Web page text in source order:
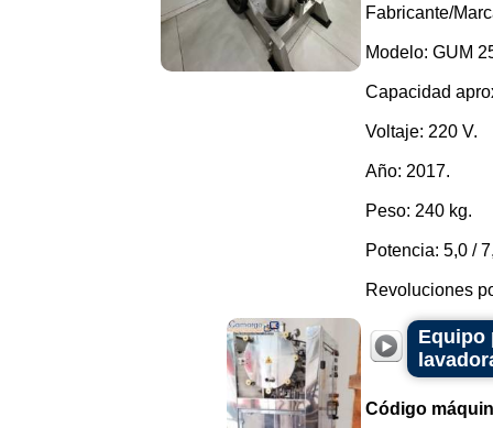
Fabricante/
Modelo: GUM
Capacidad
Voltaje: 220 V.
Año: 2017.
Peso: 240 kg.
Potencia: 5,0 /
Revoluciones
Equipo
Código